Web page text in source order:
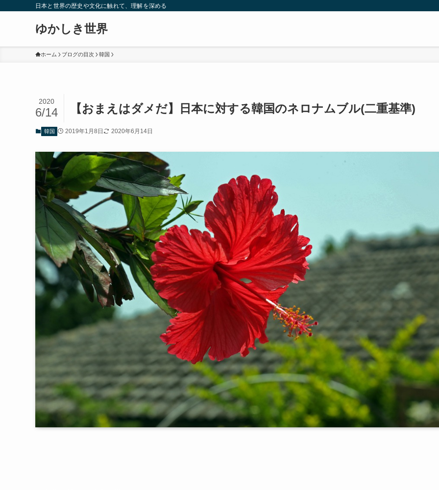
日本と世界の歴史や文化に触れて、理解を深める
ゆかしき世界
ホーム ブログの目次 韓国
【おまえはダメだ】日本に対する韓国のネロナムブル(二重基準)
2020
6/14
韓国 2019年1月8日 2020年6月14日